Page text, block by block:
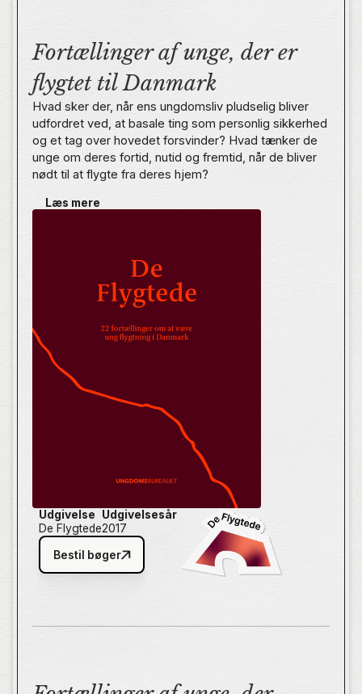
Udgivelse
De Flygtede
Udgivelsesår
2017
Bestil bøger
Fortællinger af unge, der er
flygtet til Danmark
Hvad sker der, når ens ungdomsliv pludselig bliver
udfordret ved, at basale ting som personlig sikkerhed
og et tag over hovedet forsvinder? Hvad tænker de
unge om deres fortid, nutid og fremtid, når de bliver
nødt til at flygte fra deres hjem?
I 2015 søgte flere end to millioner mennesker asyl i
fordomme om flygtninge.
De Flygtede er barske og bevægende fortællinger
en bedre tilværelse end den, de er flygtet fra. Bogen
er først og fremmest en række individuelle
fortællinger, men det er – i sagens natur – også en
bog om flygtningesituation i den tid, hvor den blev
skrevet. Og om den i dag.
Læs mere